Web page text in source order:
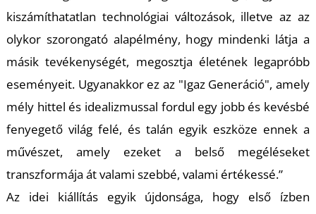
kiszámíthatatlan technológiai változások, illetve az az
olykor szorongató alapélmény, hogy mindenki látja a
másik tevékenységét, megosztja életének legapróbb
eseményeit. Ugyanakkor ez az "Igaz Generáció", amely
mély hittel és idealizmussal fordul egy jobb és kevésbé
fenyegető világ felé, és talán egyik eszköze ennek a
művészet, amely ezeket a belső megéléseket
transzformája át valami szebbé, valami értékessé.”
Az idei kiállítás egyik újdonsága, hogy első ízben